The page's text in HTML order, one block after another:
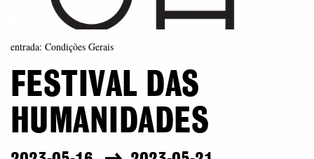
entrada: Condições Gerais
FESTIVAL DAS
HUMANIDADES